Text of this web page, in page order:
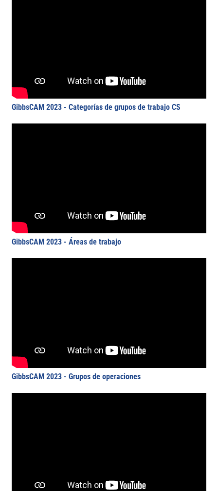
GibbsCAM 2023 - Categorías de grupos de trabajo CS
GibbsCAM 2023 - Áreas de trabajo
GibbsCAM 2023 - Grupos de operaciones